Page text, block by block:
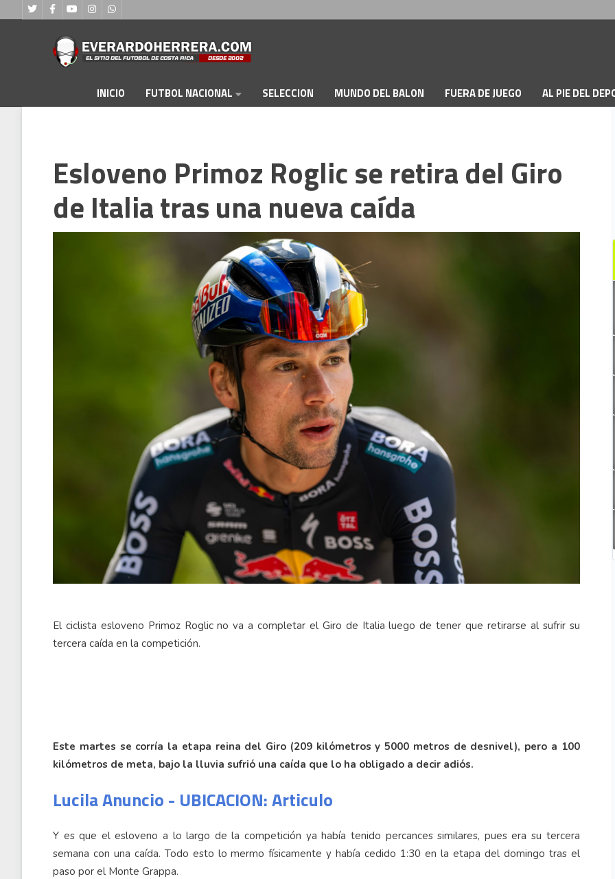
INICIO FUTBOL NACIONAL SELECCION MUNDO DEL BALON FUERA DE JUEGO AL PIE DEL
Esloveno Primoz Roglic se retira del Giro
de Italia tras una nueva caída
El ciclista esloveno Primoz Roglic no va a completar el Giro de Italia luego de tener que retirarse al sufrir su
tercera caída en la competición.
Este martes se corría la etapa reina del Giro (209 kilómetros y 5000 metros de desnivel), pero a 100
kilómetros de meta, bajo la lluvia sufrió una caída que lo ha obligado a decir adiós.
Lucila Anuncio - UBICACION: Articulo
Y es que el esloveno a lo largo de la competición ya había tenido percances similares, pues era su tercera
semana con una caída. Todo esto lo mermo físicamente y había cedido 1:30 en la etapa del domingo tras el
paso por el Monte Grappa.